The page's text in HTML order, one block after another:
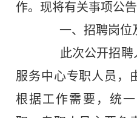
作。现将有关事项公告
一、招聘岗位
此次公开招聘
服务中心专职人员，
根据工作需要，统